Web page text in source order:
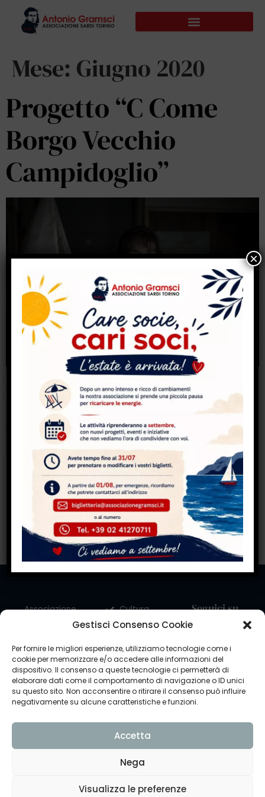
Gestisci Consenso Cookie
Per fornire le migliori esperienze, utilizziamo tecnologie come i
cookie per memorizzare e/o accedere alle informazioni del
dispositivo. Il consenso a queste tecnologie ci permetterà di
elaborare dati come il comportamento di navigazione o ID unici
su questo sito. Non acconsentire o ritirare il consenso può influire
negativamente su alcune caratteristiche e funzioni.
Accetta
Nega
Visualizza le preferenze
Mese: Giugno 2020
Progetto “C Come
Borgo Vecchio
Campidoglio”
“Pina, immersa tra i simboli della sua Sardegna, racconta
come l’impegno in un’associazione allontana
dall’atteggiamento di indifferenza quotidiana.” La foto
storia del progetto “C come Borgo Campidoglio”
L’Associazione sardi Gramsci ha aderito al progetto di
valorizzazione e promozione di Borgo Vecchio
Campidoglio promosso da Comitato Territoriale Iren
Torino con il patrocinio della Circoscrizione 4 della […]
Associazione
“Antonio
Gramsci”
Corso
Umbria 28 B,
10144 Torino
Cultura
Viaggiare
Chi
siamo
Cosa
facciamo
Contatti
Partner
Seguici su